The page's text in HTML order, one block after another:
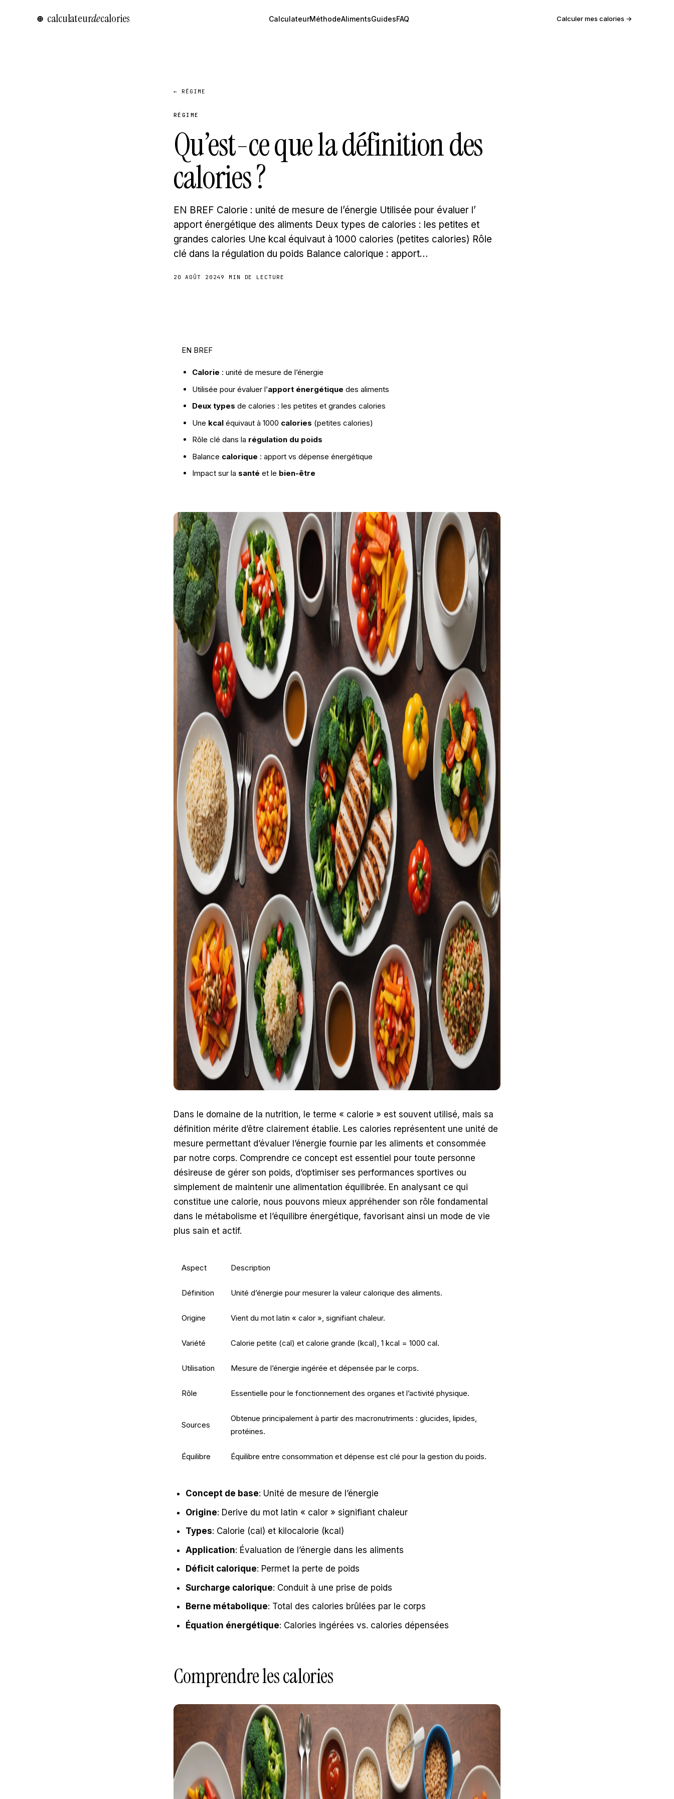
⊕ calculateurdecalories CalculateurMéthodeAlimentsGuidesFAQ Calculer mes calories →
← RÉGIME
RÉGIME
Qu’est-ce que la définition des
calories ?
EN BREF Calorie : unité de mesure de l’énergie Utilisée pour évaluer l’
apport énergétique des aliments Deux types de calories : les petites et
grandes calories Une kcal équivaut à 1000 calories (petites calories) Rôle
clé dans la régulation du poids Balance calorique : apport…
20 AOÛT 2024 9 MIN DE LECTURE
EN BREF
Calorie : unité de mesure de l’énergie
Utilisée pour évaluer l’apport énergétique des aliments
Deux types de calories : les petites et grandes calories
Une kcaléquivaut à 1000 calories (petites calories)
Rôle clé dans la régulation du poids
Balance calorique : apport vs dépense énergétique
Impact sur la santé et le bien-être
Dans le domaine de la nutrition, le terme « calorie » est souvent utilisé, mais sa
définition mérite d’être clairement établie. Les calories représentent une unité de
mesure permettant d’évaluer l’énergie fournie par les aliments et consommée
par notre corps. Comprendre ce concept est essentiel pour toute personne
désireuse de gérer son poids, d’optimiser ses performances sportives ou
simplement de maintenir une alimentation équilibrée. En analysant ce qui
constitue une calorie, nous pouvons mieux appréhender son rôle fondamental
dans le métabolisme et l’équilibre énergétique, favorisant ainsi un mode de vie
plus sain et actif.
Aspect Description
Définition Unité d’énergie pour mesurer la valeur calorique des aliments.
Origine Vient du mot latin « calor », signifiant chaleur.
Variété Calorie petite (cal) et calorie grande (kcal), 1 kcal = 1000 cal.
Utilisation Mesure de l’énergie ingérée et dépensée par le corps.
Rôle Essentielle pour le fonctionnement des organes et l’activité physique.
Sources
Obtenue principalement à partir des macronutriments : glucides, lipides,
protéines.
Équilibre Équilibre entre consommation et dépense est clé pour la gestion du poids.
Concept de base: Unité de mesure de l’énergie
Origine: Derive du mot latin « calor » signifiant chaleur
Types: Calorie (cal) et kilocalorie (kcal)
Application: Évaluation de l’énergie dans les aliments
Déficit calorique: Permet la perte de poids
Surcharge calorique: Conduit à une prise de poids
Berne métabolique: Total des calories brûlées par le corps
Équation énergétique: Calories ingérées vs. calories dépensées
Comprendre les calories